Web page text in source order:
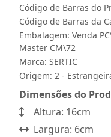
Código de Barras do
Código de Barras da
Embalagem: Venda
Master CM\72
Marca: SERTIC
Origem: 2 -
Dimensões do
Altura: 16cm
Largura: 6cm